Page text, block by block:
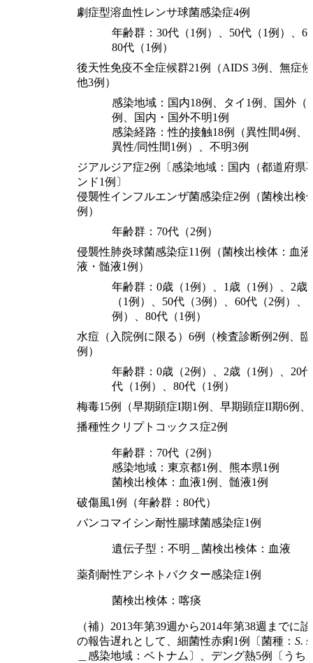
劇症型溶血性レンサ球菌感染症4例
年齢群：30代（1例）、50代（1例）、
80代（1例）
後天性免疫不全症候群21例（AIDS 3例、無症
他3例）
感染地域：国内18例、タイ1例、国外（
例、国内・国外不明1例
感染経路：性的接触18例（異性間4例、
異性/同性間1例）、不明3例
ジアルジア症2例〔感染地域：国内（都道府県
ンド1例〕
侵襲性インフルエンザ菌感染症2例（菌検出検
例）
年齢群：70代（2例）
侵襲性肺炎球菌感染症11例（菌検出検体：血
液・髄液1例）
年齢群：0歳（1例）、1歳（1例）、2歳
（1例）、50代（3例）、60代（2例）、
例）、80代（1例）
水痘（入院例に限る）6例（検査診断例2例、
例）
年齢群：0歳（2例）、2歳（1例）、20
代（1例）、80代（1例）
梅毒15例（早期顕症I期1例、早期顕症II期6例
播種性クリプトコックス症2例
年齢群：70代（2例）
感染地域：東京都1例、熊本県1例
菌検出検体：血液1例、髄液1例
破傷風1例（年齢群：80代）
バンコマイシン耐性腸球菌感染症1例
遺伝子型：不明＿菌検出検体：血液
薬剤耐性アシネトバクター感染症1例
菌検出検体：喀痰
（補）2013年第39週から2014年第38週までに
の報告遅れとして、細菌性赤痢1例〔菌種： S.
＿感染地域：ベトナム〕、デング熱5例〔うち